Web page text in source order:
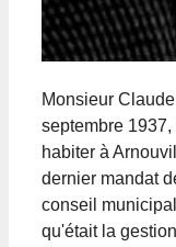
Monsieur
septembre
habiter à
dernier mandat
conseil
qu'était la